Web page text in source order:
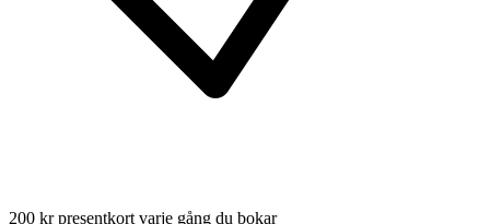
200 kr presentkort varje gång du bokar